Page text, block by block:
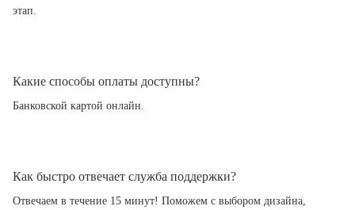
этап.
Какие способы оплаты доступны?
Банковской картой онлайн.
Как быстро отвечает служба поддержки?
Отвечаем в течение 15 минут! Поможем с выбором дизайна,